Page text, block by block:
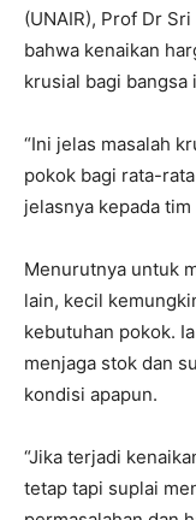
(UNAIR), Prof Dr
bahwa kenaikan
krusial bagi bangsa
“Ini jelas masalah
pokok bagi rata-
jelasnya kepada
Menurutnya untuk
lain, kecil
kebutuhan pokok.
menjaga stok dan
kondisi apapun.
“Jika terjadi
tetap tapi suplai